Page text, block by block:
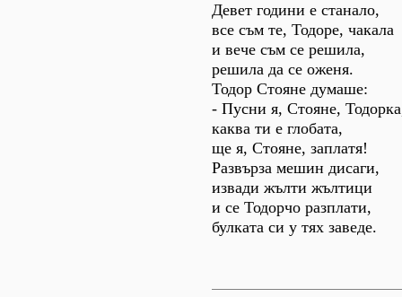
Девет години е станало,
все съм те, Тодоре, чакала
и вече съм се решила,
решила да се оженя.
Тодор Стояне думаше:
- Пусни я, Стояне,
каква ти е глобата,
ще я, Стояне, заплатя!
Развърза мешин дисаги,
извади жълти жълтици
и се Тодорчо разплати,
булката си у тях заведе.